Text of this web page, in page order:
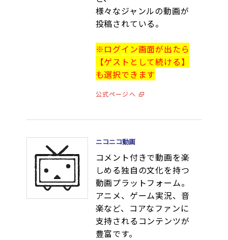
様々なジャンルの動画が
投稿されている。
※ログイン画面が出たら
【ゲストとして続ける】
も選択できます
公式ページへ
ニコニコ動画
コメント付きで動画を楽
しめる独自の文化を持つ
動画プラットフォーム。
アニメ、ゲーム実況、音
楽など、コアなファンに
支持されるコンテンツが
豊富です。